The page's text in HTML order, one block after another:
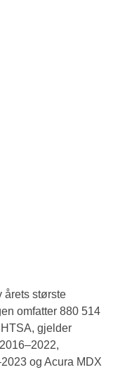
årets største
omfatter 880 514
gjelder
og Acura MDX